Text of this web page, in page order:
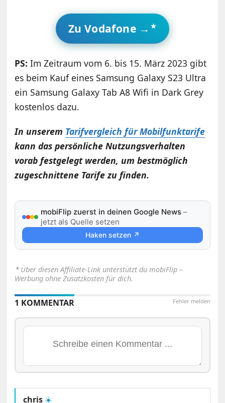
Zu Vodafone →
PS: Im Zeitraum vom 6. bis 15. März 2023 gibt
es beim Kauf eines Samsung Galaxy S23 Ultra
ein Samsung Galaxy Tab A8 Wifi in Dark Grey
kostenlos dazu.
In unserem Tarifvergleich für Mobilfunktarife
kann das persönliche Nutzungsverhalten
vorab festgelegt werden, um bestmöglich
zugeschnittene Tarife zu finden.
mobiFlip zuerst in deinen Google News –
jetzt als Quelle setzen
Haken setzen ↗
⋆ Über diesen Affiliate-Link unterstützt du mobiFlip –
Werbung ohne Zusatzkosten für dich.
Fehler melden
1 KOMMENTAR
chris ☀️